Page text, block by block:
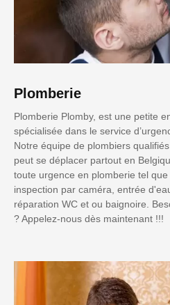
Plomberie
Plomberie Plomby, est une petite
spécialisée dans le service
Notre équipe de plombiers
peut se déplacer partout en
toute urgence en plomberie tel
inspection par caméra, entrée
réparation WC et ou baignoire.
? Appelez-nous dès maintenant !!!